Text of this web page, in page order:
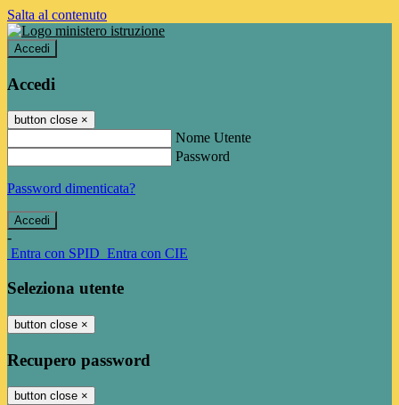
Salta al contenuto
Accedi
Accedi
button close ×
Nome Utente
Password
Password dimenticata?
-
Entra con SPID Entra con CIE
Seleziona utente
button close ×
Recupero password
button close ×